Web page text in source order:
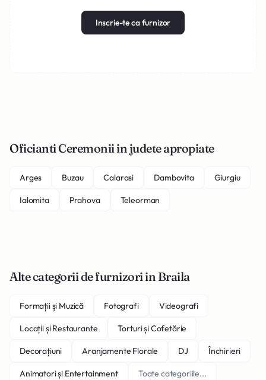
Inscrie-te ca furnizor
Oficianti Ceremonii in judete apropiate
Arges Buzau Calarasi Dambovita Giurgiu
Ialomita Prahova Teleorman
Alte categorii de furnizori in Braila
Formații și Muzică Fotografi Videografi
Locații și Restaurante Torturi și Cofetărie
Decorațiuni Aranjamente Florale DJ Închirieri
Animatori și Entertainment Toate categoriile...